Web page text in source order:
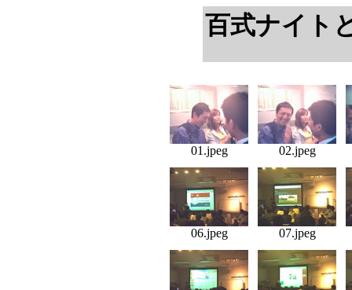
百式ナイト
01.jpeg 02.jpeg
06.jpeg 07.jpeg